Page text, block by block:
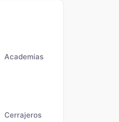
Academias
Cerrajeros